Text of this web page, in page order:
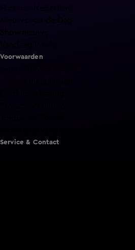
Voorwaarden
Service & Contact